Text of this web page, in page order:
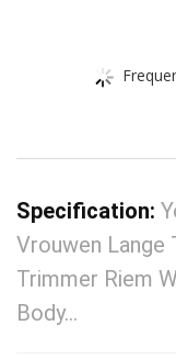
Specification:
Vrouwen
Trimmer Riem
Body…